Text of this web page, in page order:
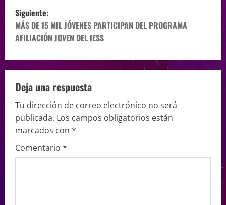
Siguiente:
MÁS DE 15 MIL JÓVENES PARTICIPAN DEL PROGRAMA
AFILIACIÓN JOVEN DEL IESS
Deja una respuesta
Tu dirección de correo electrónico no será
publicada. Los campos obligatorios están
marcados con *
Comentario *